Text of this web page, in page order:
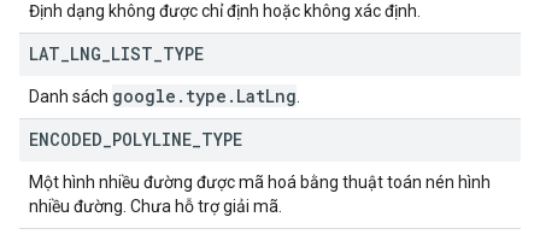
Định dạng không được chỉ định hoặc không xác định.
LAT LNG LIST TYPE
Danh sách google . type . LatLng
ENCODED POLYLINE TYPE
Một hình nhiều đường được mã hoá bằng thuật toán nén hình
nhiều đường. Chưa hỗ trợ giải mã.